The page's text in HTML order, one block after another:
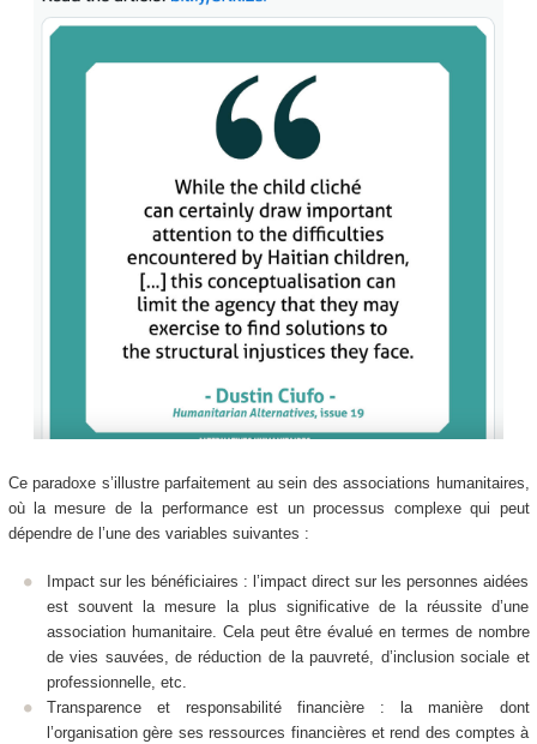
Ce paradoxe s’illustre parfaitement au sein des associations humanitaires,
où la mesure de la performance est un processus complexe qui peut
dépendre de l’une des variables suivantes :
Impact sur les bénéficiaires : l’impact direct sur les personnes aidées
est souvent la mesure la plus significative de la réussite d’une
association humanitaire. Cela peut être évalué en termes de nombre
de vies sauvées, de réduction de la pauvreté, d’inclusion sociale et
professionnelle, etc.
Transparence et responsabilité financière : la manière dont
l’organisation gère ses ressources financières et rend des comptes à